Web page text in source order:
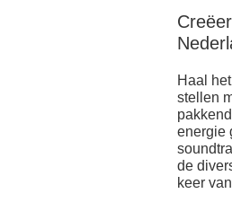
Haal
stellen
energie
de
keer